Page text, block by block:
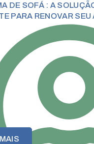
DE SOFÁ : A
PARA RENOVAR SEU